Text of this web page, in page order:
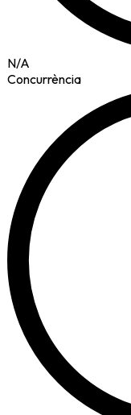
N/A
Concurrència